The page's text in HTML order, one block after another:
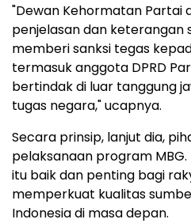
"Dewan Kehormatan Partai
penjelasan dan keterangan
memberi sanksi tegas
termasuk anggota DPRD
bertindak di luar tanggung
tugas negara," ucapnya.
Secara prinsip, lanjut dia,
pelaksanaan program
itu baik dan penting bagi
memperkuat kualitas
Indonesia di masa depan.